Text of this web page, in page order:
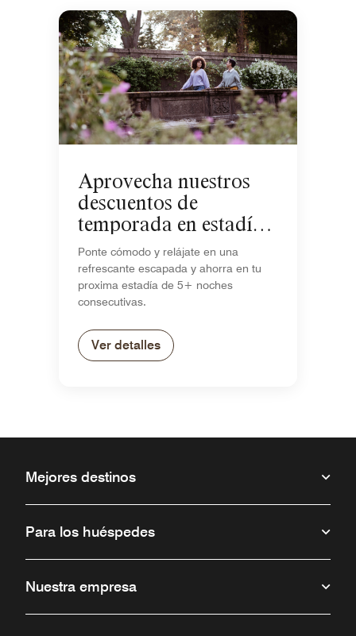
Aprovecha nuestros
descuentos de
temporada en estadías
de 5+ noches
Ponte cómodo y relájate en una
refrescante escapada y ahorra en tu
proxima estadía de 5+ noches
consecutivas.
Ver detalles
Mejores destinos
Para los huéspedes
Nuestra empresa